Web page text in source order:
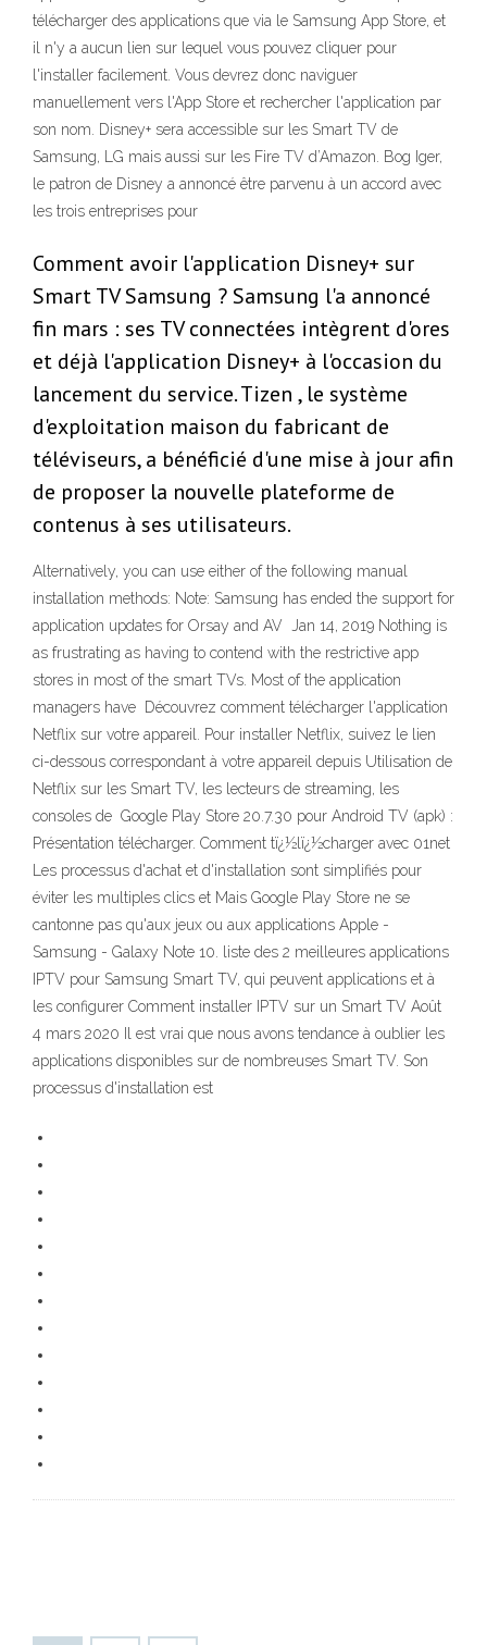
télécharger des applications que via le Samsung App Store, et
il n'y a aucun lien sur lequel vous pouvez cliquer pour
l'installer facilement. Vous devrez donc naviguer
manuellement vers l'App Store et rechercher l'application par
son nom. Disney+ sera accessible sur les Smart TV de
Samsung, LG mais aussi sur les Fire TV d’Amazon. Bog Iger,
le patron de Disney a annoncé être parvenu à un accord avec
les trois entreprises pour
Comment avoir l'application Disney+ sur
Smart TV Samsung ? Samsung l'a annoncé
fin mars : ses TV connectées intègrent d'ores
et déjà l'application Disney+ à l'occasion du
lancement du service. Tizen , le système
d'exploitation maison du fabricant de
téléviseurs, a bénéficié d'une mise à jour afin
de proposer la nouvelle plateforme de
contenus à ses utilisateurs.
Alternatively, you can use either of the following manual
installation methods: Note: Samsung has ended the support for
application updates for Orsay and AV Jan 14, 2019 Nothing is
as frustrating as having to contend with the restrictive app
stores in most of the smart TVs. Most of the application
managers have Découvrez comment télécharger l'application
Netflix sur votre appareil. Pour installer Netflix, suivez le lien
ci-dessous correspondant à votre appareil depuis Utilisation de
Netflix sur les Smart TV, les lecteurs de streaming, les
consoles de Google Play Store 20.7.30 pour Android TV (apk) :
Présentation télécharger. Comment tï¿½lï¿½charger avec 01net
Les processus d'achat et d'installation sont simplifiés pour
éviter les multiples clics et Mais Google Play Store ne se
cantonne pas qu'aux jeux ou aux applications Apple -
Samsung - Galaxy Note 10. liste des 2 meilleures applications
IPTV pour Samsung Smart TV, qui peuvent applications et à
les configurer Comment installer IPTV sur un Smart TV Août
4 mars 2020 Il est vrai que nous avons tendance à oublier les
applications disponibles sur de nombreuses Smart TV. Son
processus d'installation est